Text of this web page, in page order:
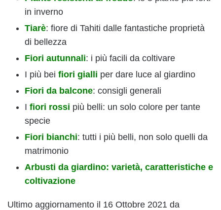
in inverno
Tiarè: fiore di Tahiti dalle fantastiche proprietà
di bellezza
Fiori autunnali: i più facili da coltivare
I più bei fiori gialli per dare luce al giardino
Fiori da balcone: consigli generali
I fiori rossi più belli: un solo colore per tante
specie
Fiori bianchi: tutti i più belli, non solo quelli da
matrimonio
Arbusti da giardino: varietà, caratteristiche e
coltivazione
Ultimo aggiornamento il 16 Ottobre 2021 da